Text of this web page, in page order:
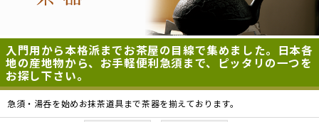
入門用から本格派までお茶屋の目線で集めました。日本各
地の産地物から、お手軽便利急須まで、ピッタリの一つを
お探し下さい。
急須・湯呑を始めお抹茶道具まで茶器を揃えております。